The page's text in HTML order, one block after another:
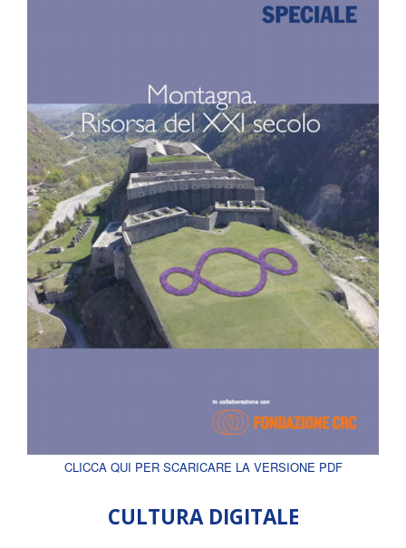
CLICCA QUI PER SCARICARE LA VERSIONE PDF
CULTURA DIGITALE